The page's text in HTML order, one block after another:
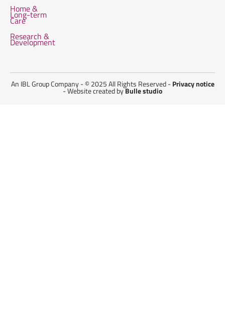
Home &
Long-term
Care
Research &
Development
An IBL Group Company - © 2025 All Rights Reserved -Privacy notice
- Website created byBulle studio